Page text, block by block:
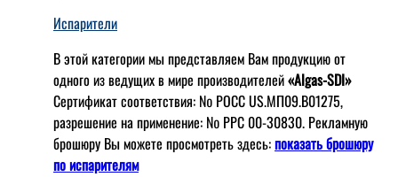
Испарители
В этой категории мы представляем Вам продукцию от
одного из ведущих в мире производителей«Algas-SDI»
Сертификат соответствия: № РОСС US.МП09.В01275,
разрешение на применение: № РРС 00-30830. Рекламную
брошюру Вы можете просмотреть здесь:показать брошюру
по испарителям